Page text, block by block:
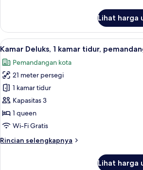
Kamar
Double
Standar
Lihat harga
Lihat
semua
foto
untuk
Kamar
Deluks,
1
kamar
pemandangan
Kamar
5
Kamar Deluks, 1 kamar tidur,
Pemandangan kota
21 meter persegi
1 kamar tidur
Kapasitas 3
1 queen
Wi-Fi Gratis
Rincian selengkapnya
Rincian
Lihat harga